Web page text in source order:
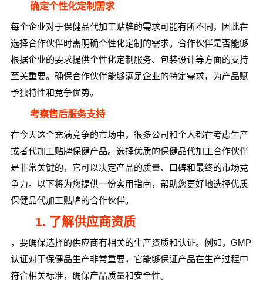
确定个性化定制需求
每个企业对于保健品代加工贴牌的需求可能有所不同，因此在
选择合作伙伴时需明确个性化定制的需求。合作伙伴是否能够
根据企业的要求提供个性化定制服务、包装设计等方面的支持
至关重要。确保合作伙伴能够满足企业的特定需求，为产品赋
予独特性和竞争优势。
考察售后服务支持
在今天这个充满竞争的市场中，很多公司和个人都在考虑生产
或者代加工贴牌保健产品。选择优质的保健品代加工合作伙伴
是非常关键的，它可以决定产品的质量、口碑和最终的市场竞
争力。以下将为您提供一份实用指南，帮助您更好地选择优质
保健品代加工贴牌的合作伙伴。
1. 了解供应商资质
，要确保选择的供应商有相关的生产资质和认证。例如，GMP
认证对于保健品生产非常重要，它能够保证产品在生产过程中
符合相关标准，确保产品质量和安全性。